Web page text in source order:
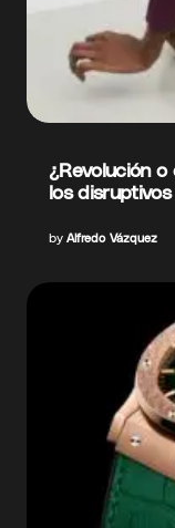
¿Revolución
los
by Alfredo Vázquez